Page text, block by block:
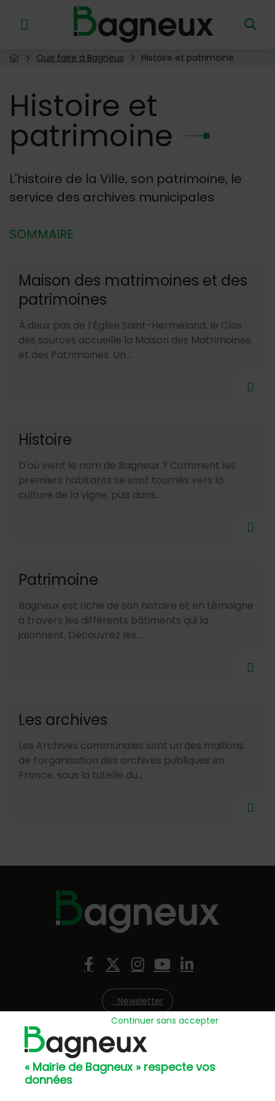
« Mairie de Bagneux » respecte vos
données
Continuer sans accepter
Menu de raccourcis
Retour à l'accueil
Page d'accueil du site
Que faire à Bagneux Histoire et patrimoine
Histoire et
patrimoine
L'histoire de la Ville, son patrimoine, le
service des archives municipales
SOMMAIRE
Maison des matrimoines et des
patrimoines
À deux pas de l’Église Saint-Hermeland, le Clos
des sources accueille la Maison des Matrimoines
et des Patrimoines. Un...
Histoire
D'où vient le nom de Bagneux ? Comment les
premiers habitants se sont tournés vers la
culture de la vigne, puis dans...
Patrimoine
Bagneux est riche de son histoire et en témoigne
à travers les différents bâtiments qui la
jalonnent. Découvrez les...
Les archives
Les Archives communales sont un des maillons
de l’organisation des archives publiques en
France, sous la tutelle du...
Facebook
X (Twitter)
Instagram
YouTube
LinkedIn
Newsletter
Hôtel de Ville
57, avenue Henri Ravera - 92220 Bagneux
01 42 31 60 00